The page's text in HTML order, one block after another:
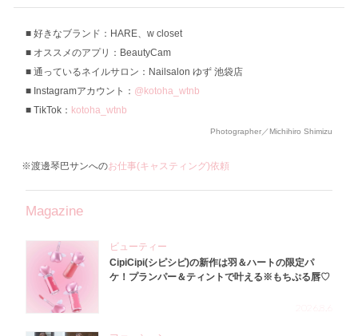
好きなブランド：HARE、w closet
オススメのアプリ：BeautyCam
通っているネイルサロン：Nailsalon ゆず 池袋店
Instagramアカウント： @kotoha_wtnb
TikTok： kotoha_wtnb
Photographer／Michihiro Shimizu
※渡邊琴巴サンへのお仕事(キャスティング)依頼
Magazine
ビューティー
CipiCipi(シピシピ)の新作は羽＆ハートの限定パ
ケ！プランパー＆ティントで叶える※もちぷる唇♡